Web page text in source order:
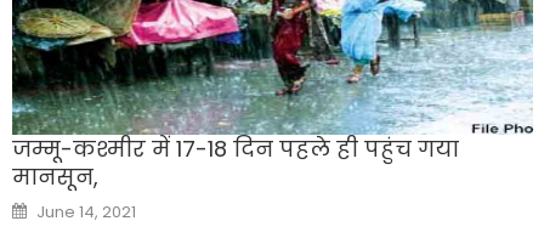
जम्मू-कश्मीर में 17-18 दिन पहले ही पहुंच गया
मानसून,
Posted
on
June 14, 2021